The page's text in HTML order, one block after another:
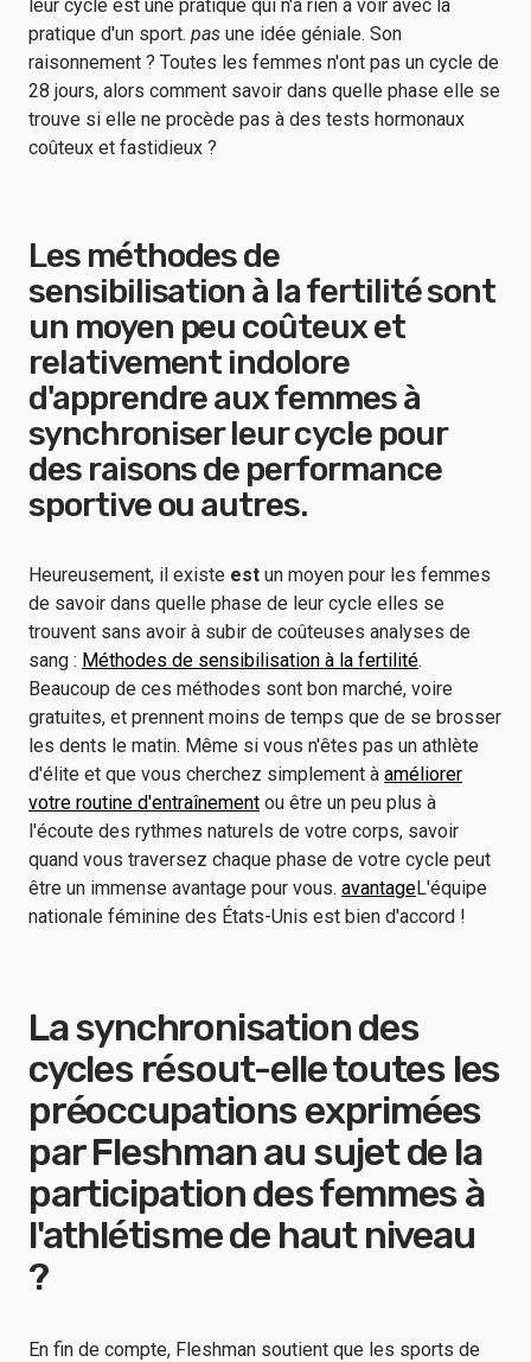
leur cycle est une pratique qui n'a rien à voir avec la
pratique d'un sport. pas une idée géniale. Son
raisonnement ? Toutes les femmes n'ont pas un cycle de
28 jours, alors comment savoir dans quelle phase elle se
trouve si elle ne procède pas à des tests hormonaux
coûteux et fastidieux ?
Les méthodes de
sensibilisation à la fertilité sont
un moyen peu coûteux et
relativement indolore
d'apprendre aux femmes à
synchroniser leur cycle pour
des raisons de performance
sportive ou autres.
Heureusement, il existe est un moyen pour les femmes
de savoir dans quelle phase de leur cycle elles se
trouvent sans avoir à subir de coûteuses analyses de
sang : Méthodes de sensibilisation à la fertilité.
Beaucoup de ces méthodes sont bon marché, voire
gratuites, et prennent moins de temps que de se brosser
les dents le matin. Même si vous n'êtes pas un athlète
d'élite et que vous cherchez simplement à améliorer
votre routine d'entraînement ou être un peu plus à
l'écoute des rythmes naturels de votre corps, savoir
quand vous traversez chaque phase de votre cycle peut
être un immense avantage pour vous. avantageL'équipe
nationale féminine des États-Unis est bien d'accord !
La synchronisation des
cycles résout-elle toutes les
préoccupations exprimées
par Fleshman au sujet de la
participation des femmes à
l'athlétisme de haut niveau
?
En fin de compte, Fleshman soutient que les sports de